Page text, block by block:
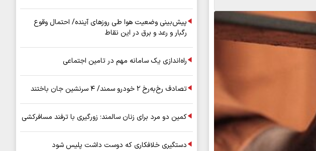
پیش‌بینی وضعیت هوا طی روزهای آینده/ احتمال وقوع
رگبار و رعد و برق در این نقاط
راه‌اندازی یک سامانه مهم در تامین اجتماعی
تصادف رخ‌به‌رخ ۲ خودرو سمند/ ۴ سرنشین جان باختند
کمین دو مرد برای زنان سالمند؛ زورگیری با ترفند مسافرکشی
دستگیری خلافکاری که دوست داشت پلیس شود